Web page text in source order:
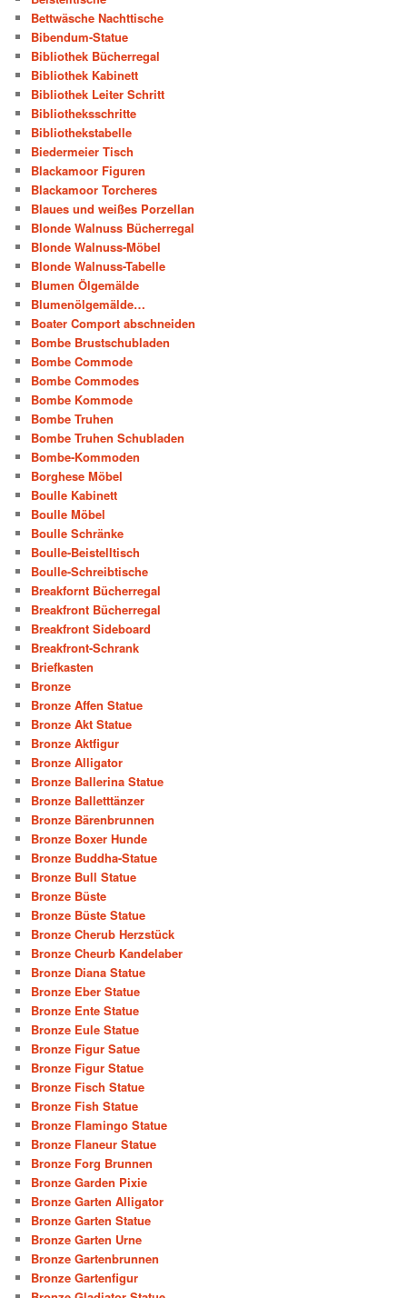
Bettwäsche Nachttische
Bibendum-Statue
Bibliothek Bücherregal
Bibliothek Kabinett
Bibliothek Leiter Schritt
Bibliotheksschritte
Bibliothekstabelle
Biedermeier Tisch
Blackamoor Figuren
Blackamoor Torcheres
Blaues und weißes Porzellan
Blonde Walnuss Bücherregal
Blonde Walnuss-Möbel
Blonde Walnuss-Tabelle
Blumen Ölgemälde
Blumenölgemälde…
Boater Comport abschneiden
Bombe Brustschubladen
Bombe Commode
Bombe Commodes
Bombe Kommode
Bombe Truhen
Bombe Truhen Schubladen
Bombe-Kommoden
Borghese Möbel
Boulle Kabinett
Boulle Möbel
Boulle Schränke
Boulle-Beistelltisch
Boulle-Schreibtische
Breakfornt Bücherregal
Breakfront Bücherregal
Breakfront Sideboard
Breakfront-Schrank
Briefkasten
Bronze
Bronze Affen Statue
Bronze Akt Statue
Bronze Aktfigur
Bronze Alligator
Bronze Ballerina Statue
Bronze Balletttänzer
Bronze Bärenbrunnen
Bronze Boxer Hunde
Bronze Buddha-Statue
Bronze Bull Statue
Bronze Büste
Bronze Büste Statue
Bronze Cherub Herzstück
Bronze Cheurb Kandelaber
Bronze Diana Statue
Bronze Eber Statue
Bronze Ente Statue
Bronze Eule Statue
Bronze Figur Satue
Bronze Figur Statue
Bronze Fisch Statue
Bronze Fish Statue
Bronze Flamingo Statue
Bronze Flaneur Statue
Bronze Forg Brunnen
Bronze Garden Pixie
Bronze Garten Alligator
Bronze Garten Statue
Bronze Garten Urne
Bronze Gartenbrunnen
Bronze Gartenfigur